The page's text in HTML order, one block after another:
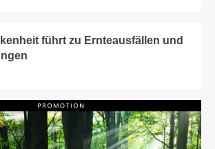
führt zu Ernteausfällen und